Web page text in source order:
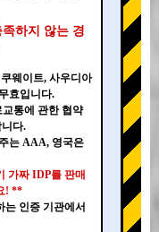
하지 않는 경
웨이트, 사우디아
효입니다.
통에 관한 협약
다.
는 AAA, 영국은
가짜 IDP를 판매
! **
인증 기관에서